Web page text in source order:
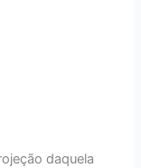
daquela